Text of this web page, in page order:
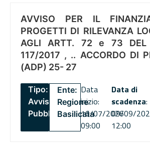
AVVISO PER IL
PROGETTI DI RILEVANZA
AGLI ARTT. 72 e 73 DEL
117/2017 , .. ACCORDO DI
(ADP) 25- 27
Tipo:
Avviso
Pubblico
Ente:
Regione
Basilicata
Data
inizio:
16/07/2026
09:00
Data di
scadenza:
09/09/
12:00